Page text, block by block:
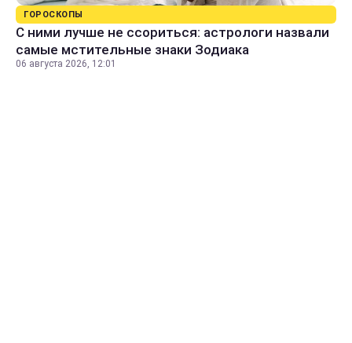
ГОРОСКОПЫ
С ними лучше не ссориться: астрологи назвали
самые мстительные знаки Зодиака
06 августа 2026, 12:01